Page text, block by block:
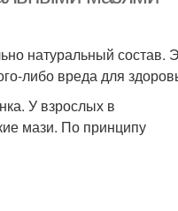
натуральный состав.
либо вреда для
У взрослых в
мази. По принципу